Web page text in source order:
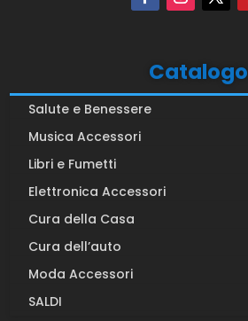
Catalogo
Salute e Benessere
Musica Accessori
Libri e Fumetti
Elettronica Accessori
Cura della Casa
Cura dell’auto
Moda Accessori
SALDI